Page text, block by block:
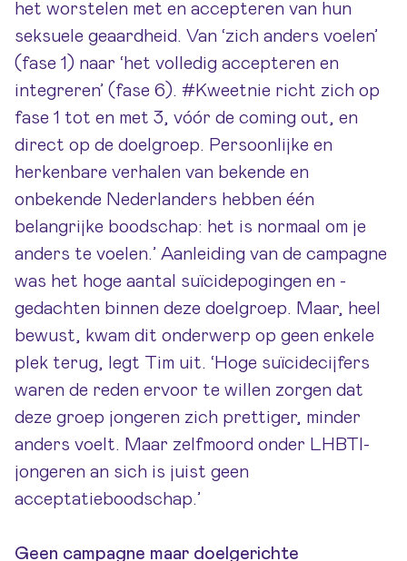
het worstelen met en accepteren van hun
seksuele geaardheid. Van ‘zich anders voelen’
(fase 1) naar ‘het volledig accepteren en
integreren’ (fase 6). #Kweetnie richt zich op
fase 1 tot en met 3, vóór de coming out, en
direct op de doelgroep. Persoonlijke en
herkenbare verhalen van bekende en
onbekende Nederlanders hebben één
belangrijke boodschap: het is normaal om je
anders te voelen.’ Aanleiding van de campagne
was het hoge aantal suïcidepogingen en -
gedachten binnen deze doelgroep. Maar, heel
bewust, kwam dit onderwerp op geen enkele
plek terug, legt Tim uit. ‘Hoge suïcidecijfers
waren de reden ervoor te willen zorgen dat
deze groep jongeren zich prettiger, minder
anders voelt. Maar zelfmoord onder LHBTI-
jongeren an sich is juist geen
acceptatieboodschap.’
Geen campagne maar doelgerichte